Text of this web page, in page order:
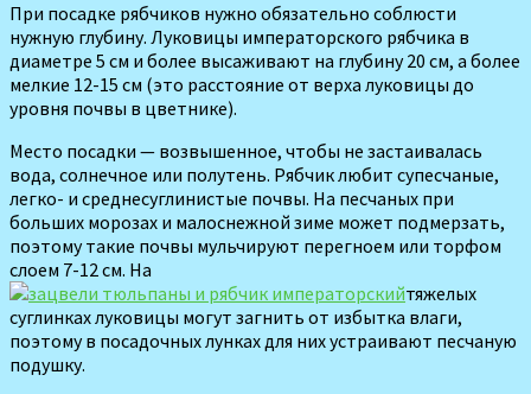
При посадке рябчиков нужно обязательно соблю­сти
нужную глубину. Лукови­цы императорского рябчика в
диаметре 5 см и более выса­живают на глубину 20 см, а более
мелкие 12-15 см (это расстояние от верха луковицы до
уровня почвы в цветнике).
Место посадки — возвышенное, чтобы не застаивалась
вода, сол­нечное или полутень. Рябчик лю­бит супесчаные,
легко- и среднесуглинистые почвы. На песчаных при
больших морозах и малоснеж­ной зиме может подмерзать,
поэ­тому такие почвы мульчируют пе­регноем или торфом
слоем 7-12 см. На
тяжелых
суглинках лукови­цы могут загнить от избытка вла­ги,
поэтому в по­садочных лунках для них устраива­ют песчаную
по­душку.